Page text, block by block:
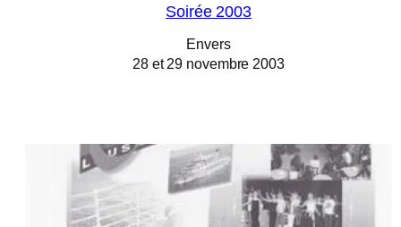
Soirée 2003
Envers
28 et 29 novembre 2003